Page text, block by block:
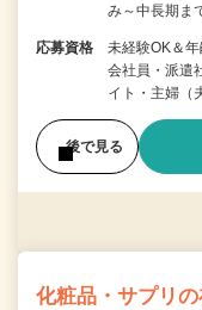
み～中長期ま
応募資格
未経験OK＆
会社員・派遣
イト・主婦（
後で見る
化粧品・サプリ